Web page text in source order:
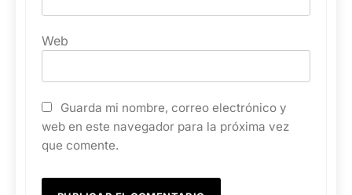
Web
Guarda mi nombre, correo electrónico y
web en este navegador para la próxima vez
que comente.